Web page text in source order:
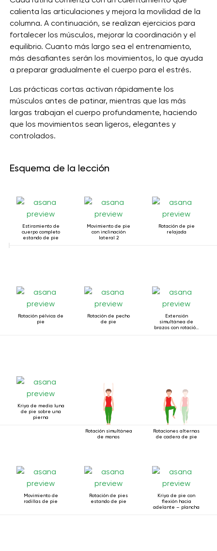
calienta las articulaciones y mejora la movilidad de la
columna. A continuación, se realizan ejercicios para
fortalecer los músculos, mejorar la coordinación y el
equilibrio. Cuanto más largo sea el entrenamiento,
más desafiantes serán los movimientos, lo que ayuda
a preparar gradualmente el cuerpo para el estrés.
Las prácticas cortas activan rápidamente los
músculos antes de patinar, mientras que las más
largas trabajan el cuerpo profundamente, haciendo
que los movimientos sean ligeros, elegantes y
controlados.
Esquema de la lección
Estiramiento de
cuerpo completo
estando de pie
Movimiento de pie
con inclinación
lateral 2
Rotación de pie
relajada
Rotación pélvica de
pie
Rotación de pecho
de pie
Extensión
simultánea de
brazos con rotación
Kriya de media luna
de pie sobre una
pierna
Rotación simultánea
de manos
Rotaciones alternas
de cadera de pie
Movimiento de
rodillas de pie
Rotación de pies
estando de pie
Kriya de pie con
flexión hacia
adelante – plancha